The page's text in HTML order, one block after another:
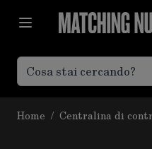
Home / Centralina di